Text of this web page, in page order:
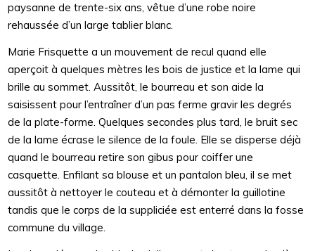
paysanne de trente-six ans, vêtue d’une robe noire
rehaussée d’un large tablier blanc.
Marie Frisquette a un mouvement de recul quand elle
aperçoit à quelques mètres les bois de justice et la lame qui
brille au sommet. Aussitôt, le bourreau et son aide la
saisissent pour l’entraîner d’un pas ferme gravir les degrés
de la plate-forme. Quelques secondes plus tard, le bruit sec
de la lame écrase le silence de la foule. Elle se disperse déjà
quand le bourreau retire son gibus pour coiffer une
casquette. Enfilant sa blouse et un pantalon bleu, il se met
aussitôt à nettoyer le couteau et à démonter la guillotine
tandis que le corps de la suppliciée est enterré dans la fosse
commune du village.